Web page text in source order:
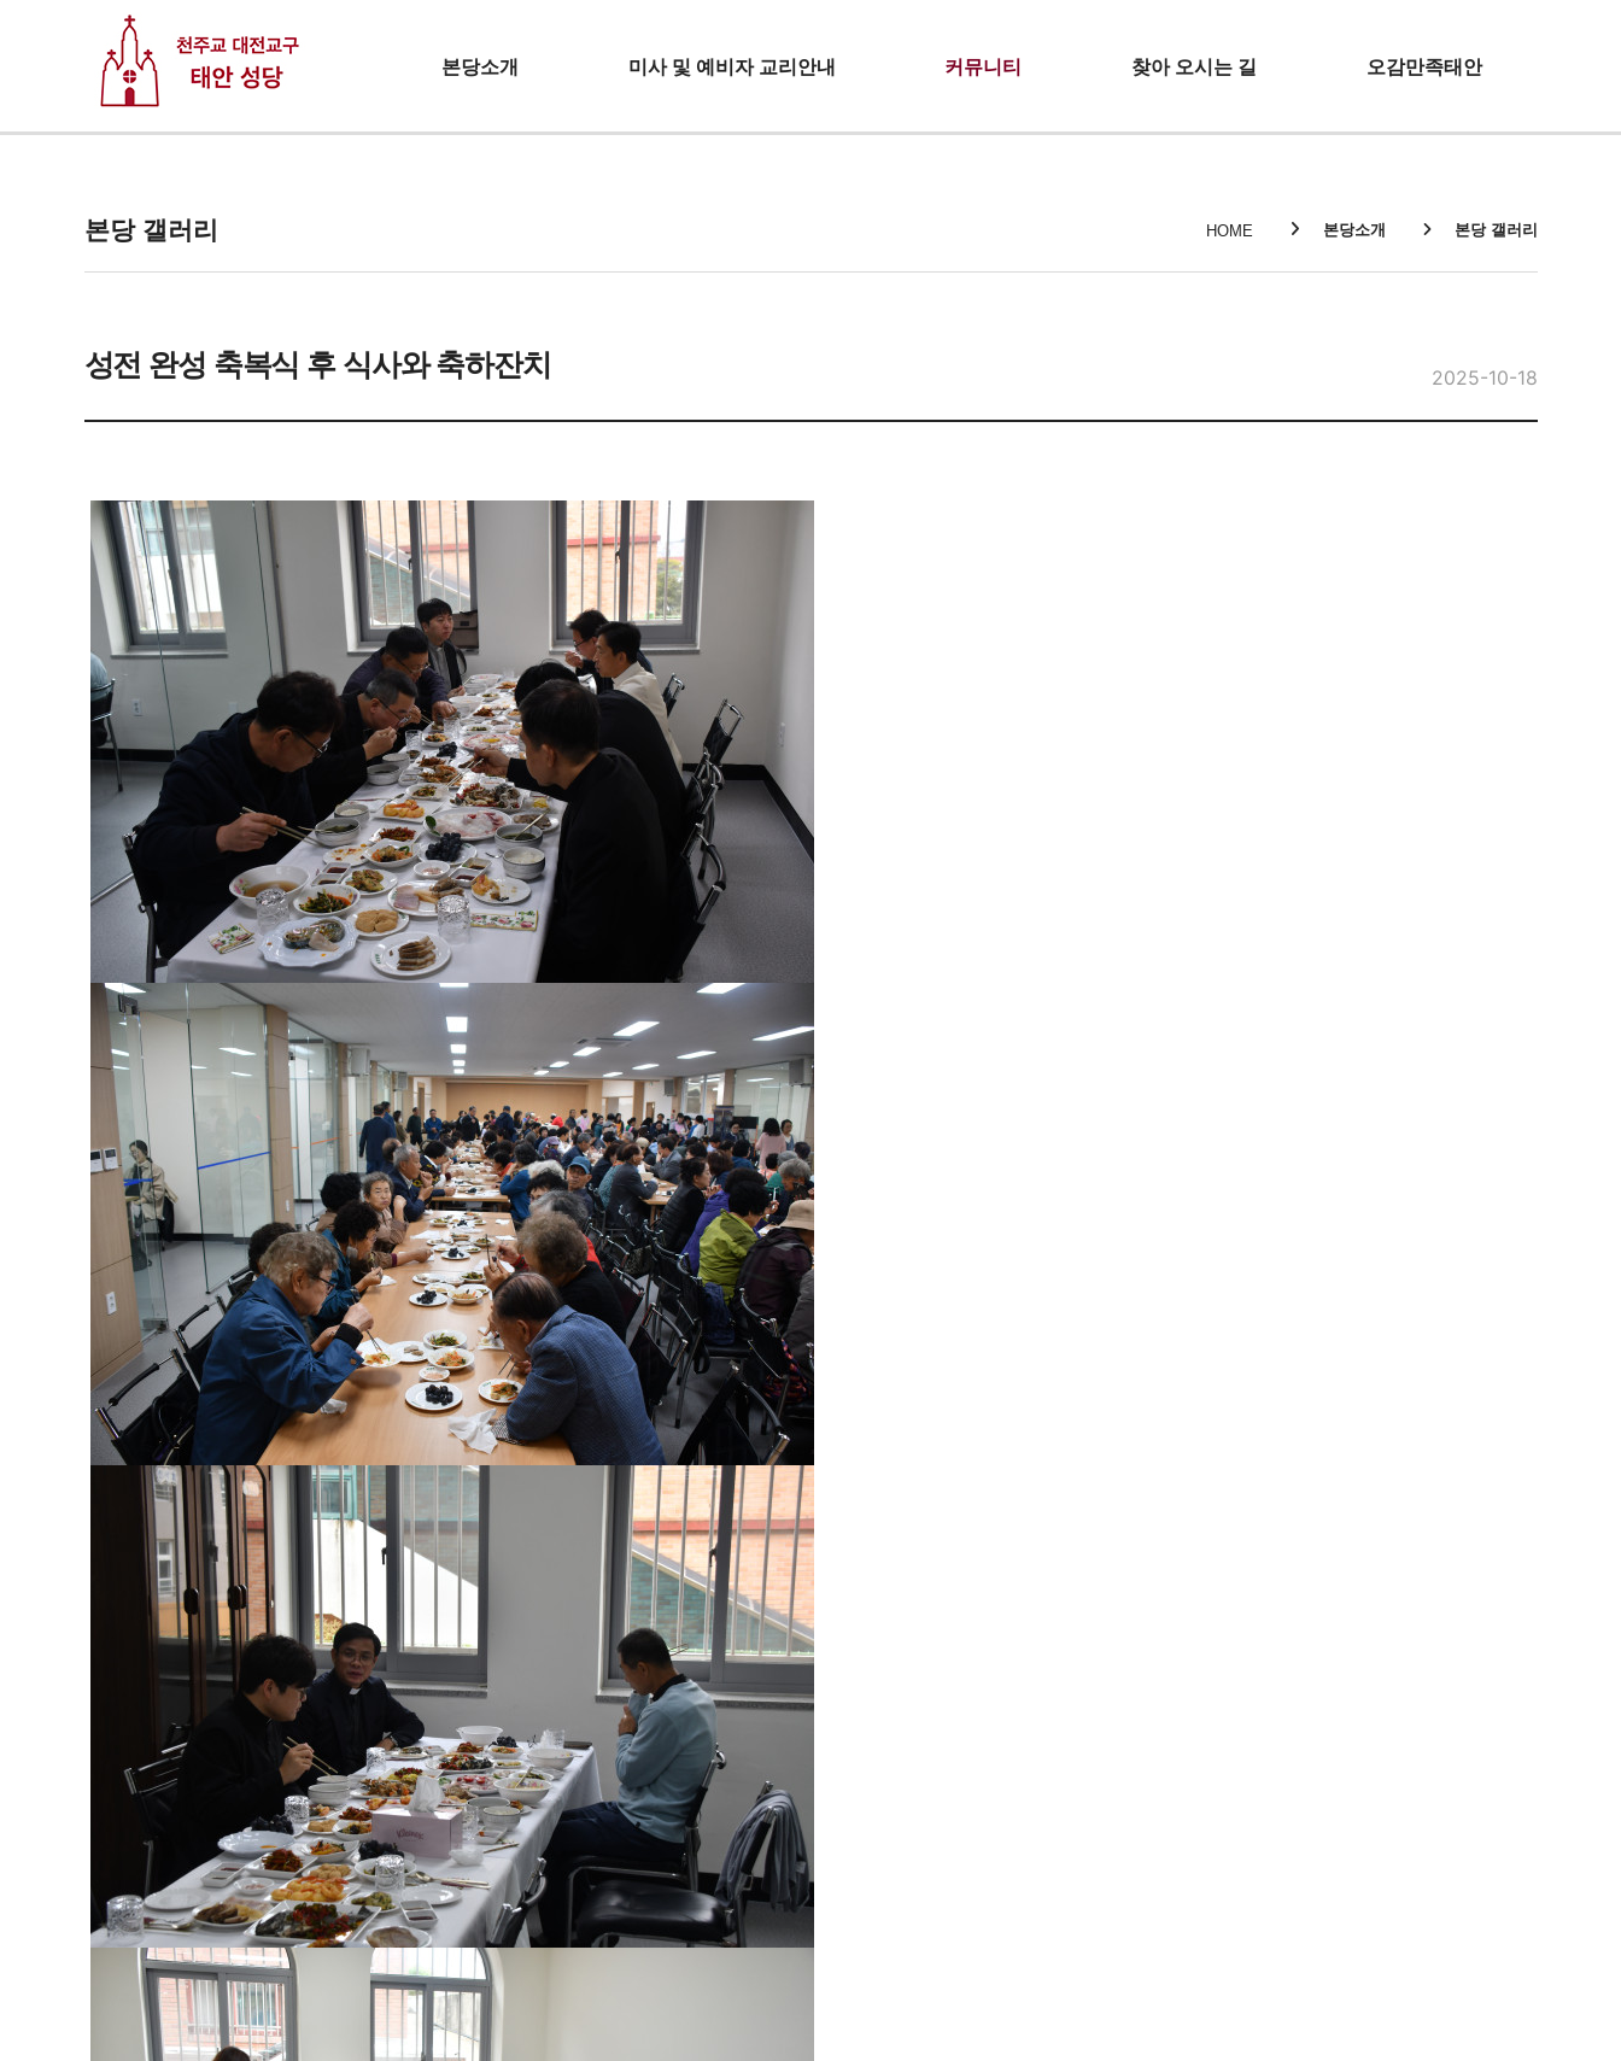
본당소개 미사 및 예비자 교리안내 커뮤니티 찾아 오시는 길 오감만족태안
본당 갤러리 HOME 본당소개 본당 갤러리
성전 완성 축복식 후 식사와 축하잔치 2025-10-18